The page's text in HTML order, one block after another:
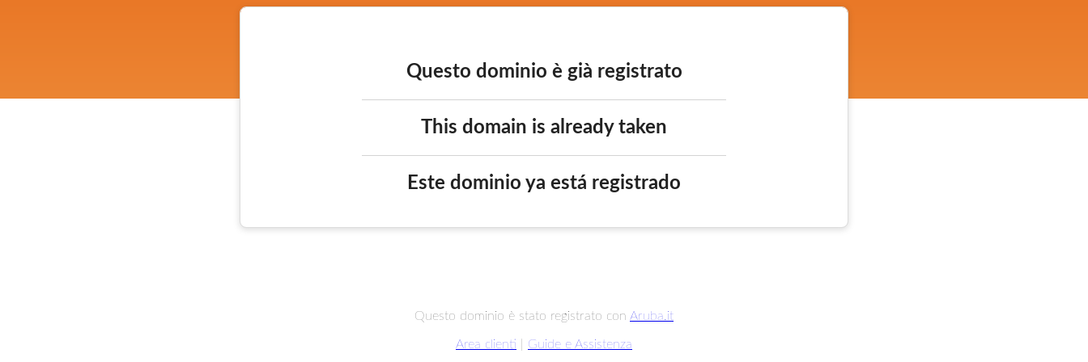
Questo dominio è già registrato
This domain is already taken
Este dominio ya está registrado
Questo dominio è stato registrato con Aruba.it
Area clienti Guide e Assistenza